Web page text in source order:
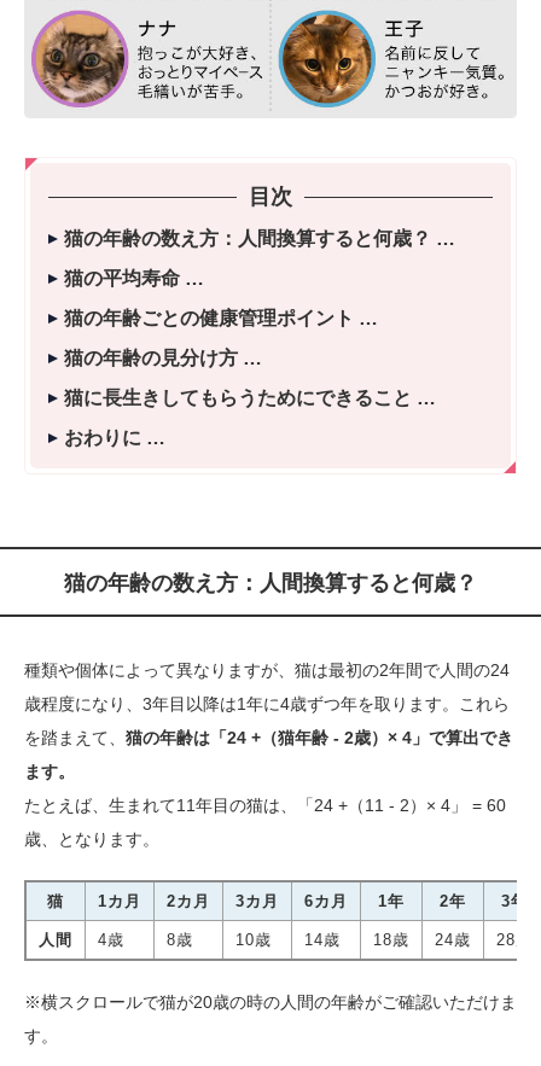
目次
猫の年齢の数え方：人間換算すると何歳？
猫の平均寿命
猫の年齢ごとの健康管理ポイント
猫の年齢の見分け方
猫に長生きしてもらうためにできること
おわりに
猫の年齢の数え方：人間換算すると何歳？
種類や個体によって異なりますが、猫は最初の2年間で人間の24
歳程度になり、3年目以降は1年に4歳ずつ年を取ります。これら
を踏まえて、 猫の年齢は「24 +（猫年齢 - 2歳）× 4」で算出でき
ます。
たとえば、生まれて11年目の猫は、「24 +（11 - 2）× 4」 = 60
歳、となります。
猫 1カ月 2カ月 3カ月 6カ月 1年 2年 3年
人間 4歳 8歳 10歳 14歳 18歳 24歳 28歳
※横スクロールで猫が20歳の時の人間の年齢がご確認いただけま
す。